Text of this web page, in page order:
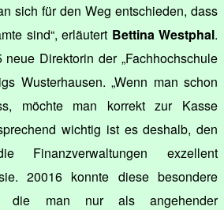
sich für den Weg entschieden, dass
sind“, erläutert Bettina Westphal.
Direktorin der „Fachhochschule
Wusterhausen. „Wenn man schon
möchte man korrekt zur Kasse
wichtig ist es deshalb, den
Finanzverwaltungen exzellent
20016 konnte diese besondere
die man nur als angehender